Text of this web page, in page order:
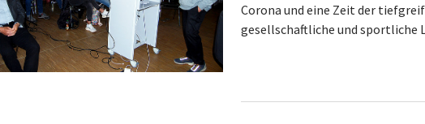
Corona und eine Zeit der
gesellschaftliche und sportliche